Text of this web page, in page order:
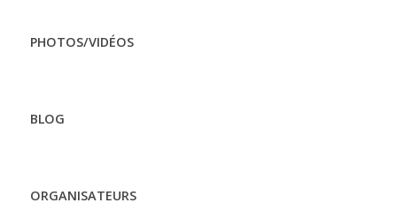
PHOTOS/VIDÉOS
BLOG
ORGANISATEURS